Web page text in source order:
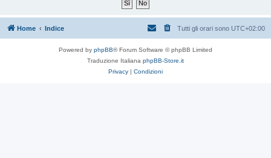
Home Indice Tutti gli orari sono UTC+02:00
Powered by phpBB® Forum Software © phpBB Limited
Traduzione Italiana phpBB-Store.it
Privacy | Condizioni